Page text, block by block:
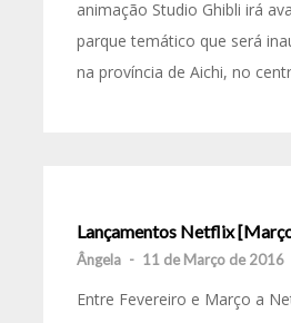
animação Studio Ghibli irá
parque temático que será
na província de Aichi, no
Lançamentos Netflix
Ângela - 11 de Março de 2016
Entre Fevereiro e Março a